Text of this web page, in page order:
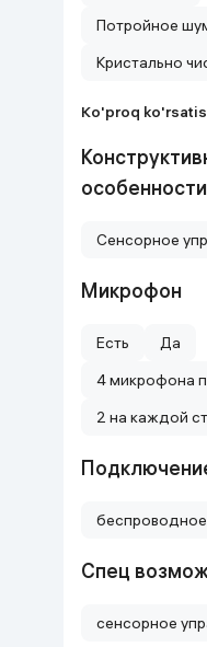
Потройное
Кристально
Ko'proq
особенности
Сенсорное
Микрофон
Есть
Да
4 микрофона
2 на каждой
беспроводное
Спец
сенсорное